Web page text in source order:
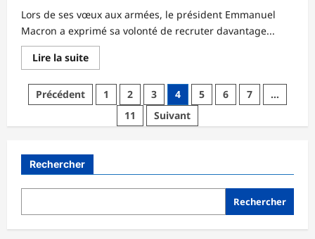
Lors de ses vœux aux armées, le président Emmanuel
Macron a exprimé sa volonté de recruter davantage...
Lire la suiteEn
savoir
sur
France
:
président
recruter
jeunes
volontaires
l’armée
Pagination
Précédent 1 2 3 4 5 6 7
…
11
Suivant
Rechercher
Rechercher